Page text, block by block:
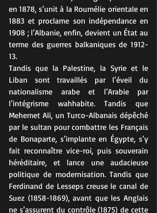
en 1878, s’unit à la Roumélie orientale en
1883 et proclame son indépendance en
1908 ; l’Albanie, enfin, devient un État au
terme des guerres balkaniques de 1912-
13.
Tandis que la Palestine, la Syrie et le
Liban sont travaillés par l’éveil du
nationalisme arabe et l’Arabie par
l’intégrisme wahhabite. Tandis que
Mehemet Ali, un Turco-Albanais dépêché
par le sultan pour combattre les Français
de Bonaparte, s’implante en Égypte, s’y
fait reconnaître vice-roi, puis souverain
héréditaire, et lance une audacieuse
politique de modernisation. Tandis que
Ferdinand de Lesseps creuse le canal de
Suez (1858-1869), avant que les Anglais
ne s’assurent du contrôle (1875) de cette